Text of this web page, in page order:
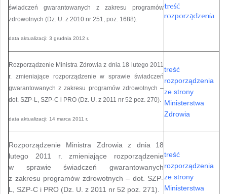
świadczeń gwarantowanych z zakresu programów
zdrowotnych (Dz. U. z 2010 nr 251, poz. 1688).
data aktualizacji: 3 grudnia 2012 r.
treść
rozporządzenia
Rozporządzenie Ministra Zdrowia z dnia 18 lutego 2011
r. zmieniające rozporządzenie w sprawie świadczeń
gwarantowanych z zakresu programów zdrowotnych –
dot. SZP-L, SZP-C i PRO (Dz. U. z 2011 nr 52 poz. 270).
data aktualizacji: 14 marca 2011 r.
treść
rozporządzenia
ze strony
Ministerstwa
Zdrowia
Rozporządzenie Ministra Zdrowia z dnia 18
lutego 2011 r. zmieniające rozporządzenie
w sprawie świadczeń gwarantowanych
z zakresu programów zdrowotnych – dot. SZP-
L, SZP-C i PRO (Dz. U. z 2011 nr 52 poz. 271).
treść
rozporządzenia
ze strony
Ministerstwa